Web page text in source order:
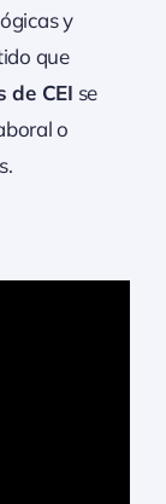
y
que
de CEI se
o